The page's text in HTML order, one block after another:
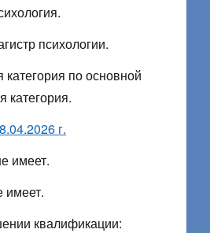
психологии.
по основной
г.
имеет.
имеет.
квалификации: